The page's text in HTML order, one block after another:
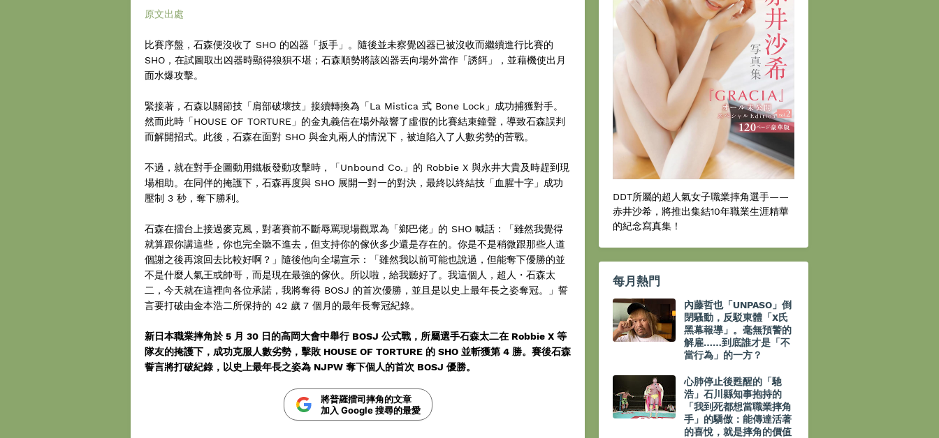
原文出處
比賽序盤，石森便沒收了 SHO 的凶器「扳手」。隨後並未察覺凶器已被沒收而繼續進行比賽的
SHO，在試圖取出凶器時顯得狼狽不堪；石森順勢將該凶器丟向場外當作「誘餌」，並藉機使出月
面水爆攻擊。
緊接著，石森以關節技「肩部破壞技」接續轉換為「La Mistica 式 Bone Lock」成功捕獲對手。
然而此時「HOUSE OF TORTURE」的金丸義信在場外敲響了虛假的比賽結束鐘聲，導致石森誤判
而解開招式。此後，石森在面對 SHO 與金丸兩人的情況下，被迫陷入了人數劣勢的苦戰。
不過，就在對手企圖動用鐵板發動攻擊時，「Unbound Co.」的 Robbie X 與永井大貴及時趕到現
場相助。在同伴的掩護下，石森再度與 SHO 展開一對一的對決，最終以終結技「血腥十字」成功
壓制 3 秒，奪下勝利。
石森在擂台上接過麥克風，對著賽前不斷辱罵現場觀眾為「鄉巴佬」的 SHO 喊話：「雖然我覺得
就算跟你講這些，你也完全聽不進去，但支持你的傢伙多少還是存在的。你是不是稍微跟那些人道
個謝之後再滾回去比較好啊？」隨後他向全場宣示：「雖然我以前可能也說過，但能奪下優勝的並
不是什麼人氣王或帥哥，而是現在最強的傢伙。所以啦，給我聽好了。我這個人，超人・石森太
二，今天就在這裡向各位承諾，我將奪得 BOSJ 的首次優勝，並且是以史上最年長之姿奪冠。」誓
言要打破由金本浩二所保持的 42 歲 7 個月的最年長奪冠紀錄。
新日本職業摔角於 5 月 30 日的高岡大會中舉行 BOSJ 公式戰，所屬選手石森太二在 Robbie X 等
隊友的掩護下，成功克服人數劣勢，擊敗 HOUSE OF TORTURE 的 SHO 並斬獲第 4 勝。賽後石森
誓言將打破紀錄，以史上最年長之姿為 NJPW 奪下個人的首次 BOSJ 優勝。
將普羅擂司摔角的文章
加入 Google 搜尋的最愛
DDT所屬的超人氣女子職業摔角選手——
赤井沙希，將推出集結10年職業生涯精華
的紀念寫真集！
每月熱門
內藤哲也「UNPASO」倒
閉騷動，反駁東體「X氏
黑幕報導」。毫無預警的
解雇……到底誰才是「不
當行為」的一方？
心肺停止後甦醒的「馳
浩」石川縣知事抱持的
「我到死都想當職業摔角
手」的驕傲：能傳達活著
的喜悅，就是摔角的價值